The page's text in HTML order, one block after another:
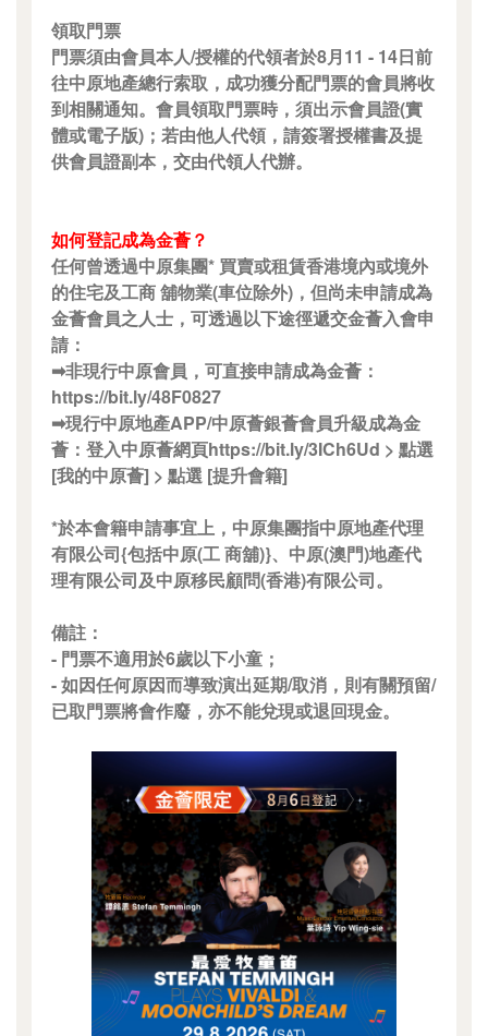
領取門票
門票須由會員本人/授權的代領者於8月11 - 14日前
往中原地產總行索取，成功獲分配門票的會員將收
到相關通知。會員領取門票時，須出示會員證(實
體或電子版)；若由他人代領，請簽署授權書及提
供會員證副本，交由代領人代辦。
如何登記成為金薈？
任何曾透過中原集團* 買賣或租賃香港境內或境外
的住宅及工商 舖物業(車位除外)，但尚未申請成為
金薈會員之人士，可透過以下途徑遞交金薈入會申
請：
➡非現行中原會員，可直接申請成為金薈：
https://bit.ly/48F0827
➡現行中原地產APP/中原薈銀薈會員升級成為金
薈：登入中原薈網頁https://bit.ly/3ICh6Ud > 點選
[我的中原薈] > 點選 [提升會籍]
*於本會籍申請事宜上，中原集團指中原地產代理
有限公司{包括中原(工 商舖)}、中原(澳門)地產代
理有限公司及中原移民顧問(香港)有限公司。
備註：
- 門票不適用於6歲以下小童；
- 如因任何原因而導致演出延期/取消，則有關預留/
已取門票將會作廢，亦不能兌現或退回現金。